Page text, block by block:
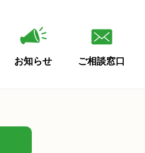
お知らせ ご相談窓口